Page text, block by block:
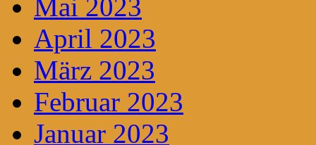
Mai 2023
April 2023
März 2023
Februar 2023
Januar 2023